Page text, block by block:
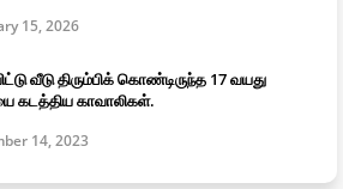
15, 2026
வீடு திரும்பிக் கொண்டிருந்த 17 வயது
கடத்திய காவாலிகள்.
14, 2023